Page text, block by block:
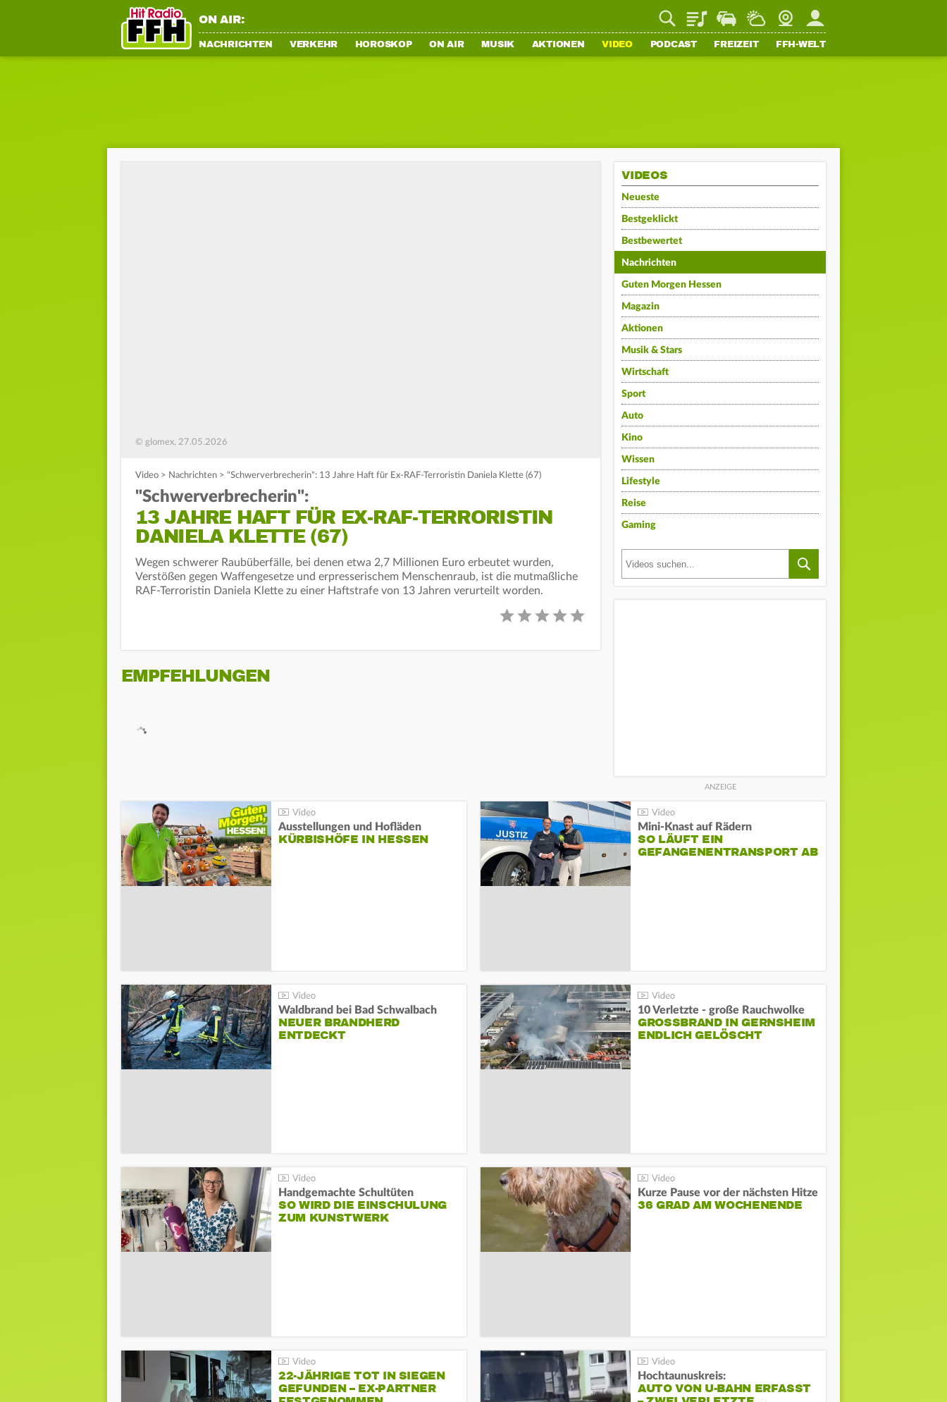
ON AIR: PlaylistStaupilotWetterWebcamMein FFH
NACHRICHTEN VERKEHR HOROSKOP ON AIR MUSIK AKTIONEN VIDEO PODCAST FREIZEIT FFH-WELT
© glomex, 27.05.2026
Video > Nachrichten > "Schwerverbrecherin": 13 Jahre Haft für Ex-RAF-Terroristin Daniela Klette (67)
"Schwerverbrecherin":
13 JAHRE HAFT FÜR EX-RAF-TERRORISTIN
DANIELA KLETTE (67)
Wegen schwerer Raubüberfälle, bei denen etwa 2,7 Millionen Euro erbeutet wurden,
Verstößen gegen Waffengesetze und erpresserischem Menschenraub, ist die mutmaßliche
RAF-Terroristin Daniela Klette zu einer Haftstrafe von 13 Jahren verurteilt worden.
EMPFEHLUNGEN
VIDEOS
Neueste
Bestgeklickt
Bestbewertet
Nachrichten
Guten Morgen Hessen
Magazin
Aktionen
Musik & Stars
Wirtschaft
Sport
Auto
Kino
Wissen
Lifestyle
Reise
Gaming
Ausstellungen und Hofläden
KÜRBISHÖFE IN HESSEN
Mini-Knast auf Rädern
SO LÄUFT EIN
GEFANGENENTRANSPORT AB
Waldbrand bei Bad Schwalbach
NEUER BRANDHERD
ENTDECKT
10 Verletzte - große Rauchwolke
GROSSBRAND IN GERNSHEIM E
NDLICH GELÖSCHT
Handgemachte Schultüten
SO WIRD DIE EINSCHULUNG
ZUM KUNSTWERK
Kurze Pause vor der nächsten Hitze
36 GRAD AM WOCHENENDE
22-JÄHRIGE TOT IN SIEGEN
GEFUNDEN – EX-PARTNER
Hochtaunuskreis:
AUTO VON U-BAHN ERFASST